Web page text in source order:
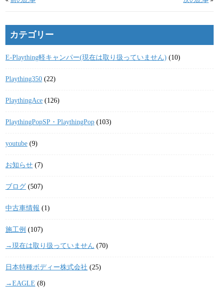
カテゴリー
E-Plaything軽キャンパー(現在は取り扱っていません) (10)
Plaything350 (22)
PlaythingAce (126)
PlaythingPopSP・PlaythingPop (103)
youtube (9)
お知らせ (7)
ブログ (507)
中古車情報 (1)
施工例 (107)
→現在は取り扱っていません (70)
日本特種ボディー株式会社 (25)
→EAGLE (8)